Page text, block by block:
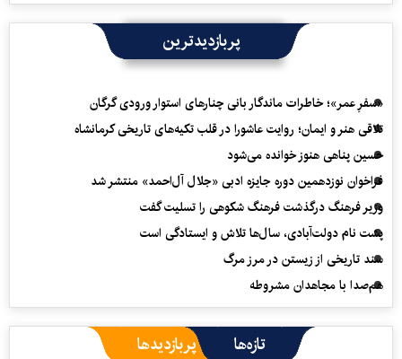
پربازدیدترین
«سفرِ عمر»؛ خاطرات ماندگار بانی چنارهای استوار ورودی گرگان
تلاقی هنر و ایمان؛ روایت عاشورا در قلب تکیه‌های تاریخی کرمانشاه
حسین پناهی هنوز خوانده می‌شود
فراخوان نوزدهمین دوره جایزه ادبی «جلال آل‌احمد» منتشر شد
وزیر فرهنگ درگذشت فرهنگ شکوهی را تسلیت گفت
پشت نام دولت‌آبادی، سال‌ها تلاش و ایستادگی است
سند تاریخی از زیستن در مرز مرگ
هم‌صدا با مجاهدان مشروطه
تازه‌ها پربازدیدها